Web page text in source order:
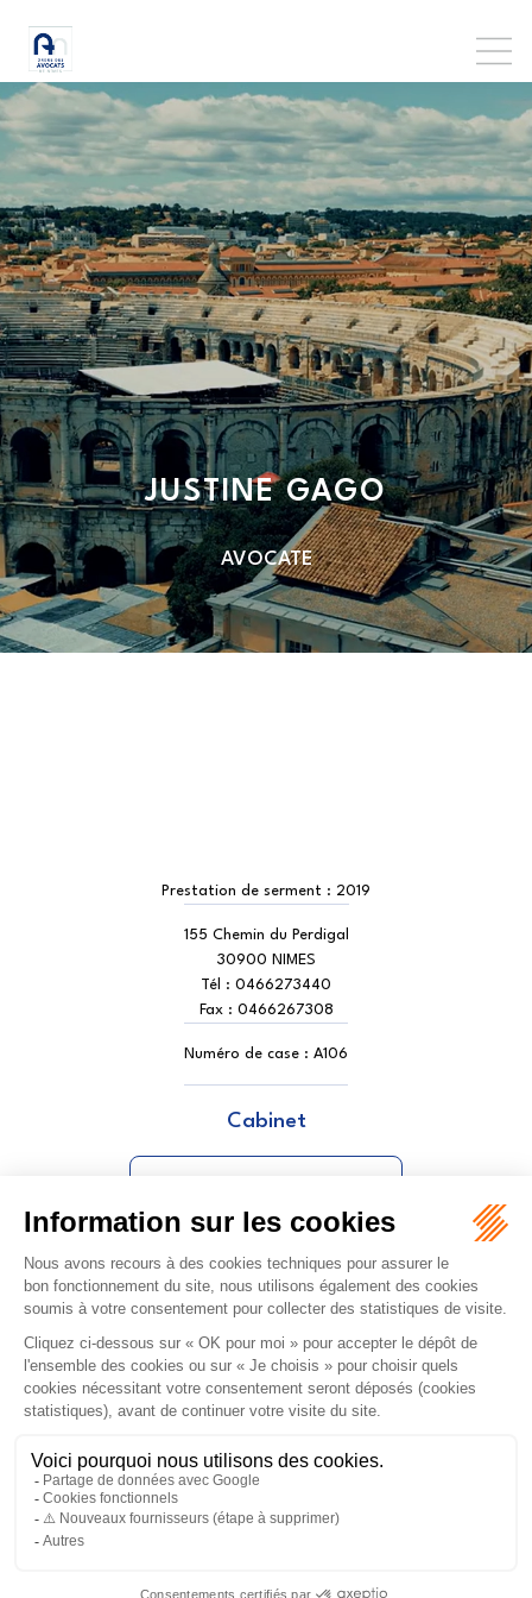
Prestation de serment : 2019
JUSTINE GAGO
AVOCATE
155 Chemin du Perdigal
30900 NIMES
Tél : 0466273440
Fax : 0466267308
Numéro de case : A106
Cabinet
GAGO JUSTINE
ORDRE DES AVOCATS DE NÎMES
16 rue Régale
30000 NÎMES
NOUS LOCALISER